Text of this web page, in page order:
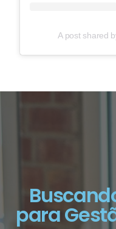
A post shared
para